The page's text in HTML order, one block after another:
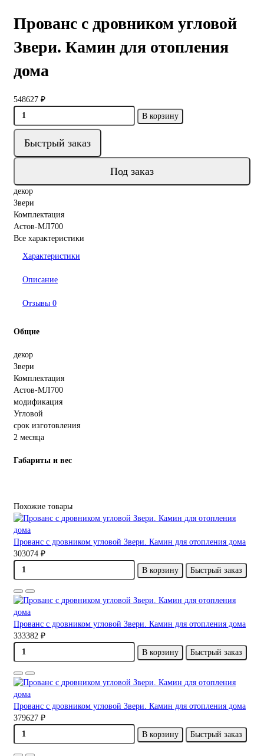
Прованс с дровником угловой
Звери. Камин для отопления
дома
548627 ₽
В корзину
Быстрый заказ
Под заказ
декор
Звери
Комплектация
Астов-МЛ700
Все характеристики
Характеристики
Описание
Отзывы 0
Общие
декор
Звери
Комплектация
Астов-МЛ700
модификация
Угловой
срок изготовления
2 месяца
Габариты и вес
Похожие товары
Прованс с дровником угловой Звери. Камин для отопления дома
303074 ₽
В корзину
Быстрый заказ
Прованс с дровником угловой Звери. Камин для отопления дома
333382 ₽
В корзину
Быстрый заказ
Прованс с дровником угловой Звери. Камин для отопления дома
379627 ₽
В корзину
Быстрый заказ